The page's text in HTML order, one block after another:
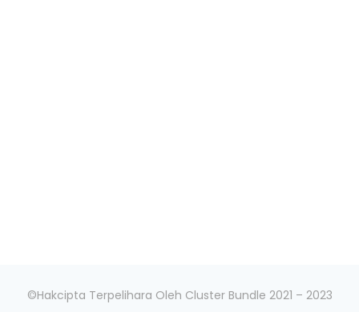
©Hakcipta Terpelihara Oleh Cluster Bundle 2021 – 2023